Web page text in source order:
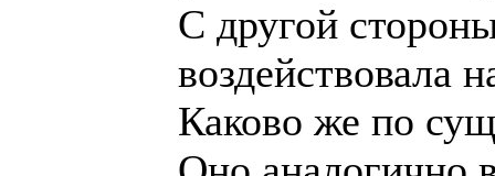
С другой
воздействовала
Каково же по